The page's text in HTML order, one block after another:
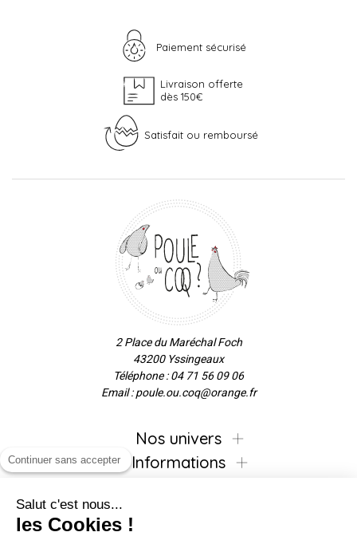
Paiement sécurisé
Livraison offerte
dès 150€
Satisfait ou remboursé
2 Place du Maréchal Foch
43200 Yssingeaux
Téléphone : 04 71 56 09 06
Email : poule.ou.coq@orange.fr
Nos univers
Informations
Continuer sans accepter
Salut c'est nous...
les Cookies !